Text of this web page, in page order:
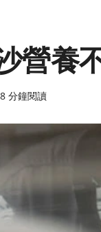
養
8 分鐘閱讀